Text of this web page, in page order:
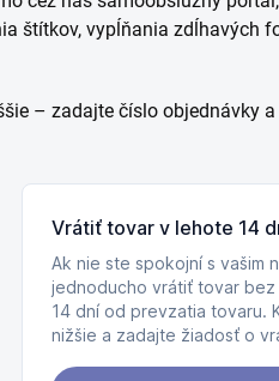
štítkov, vypĺňania zdĺhavých
– zadajte číslo objednávky